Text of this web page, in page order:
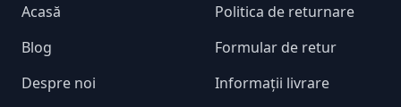
Acasă
Blog
Despre noi
Politica de returnare
Formular de retur
Informații livrare